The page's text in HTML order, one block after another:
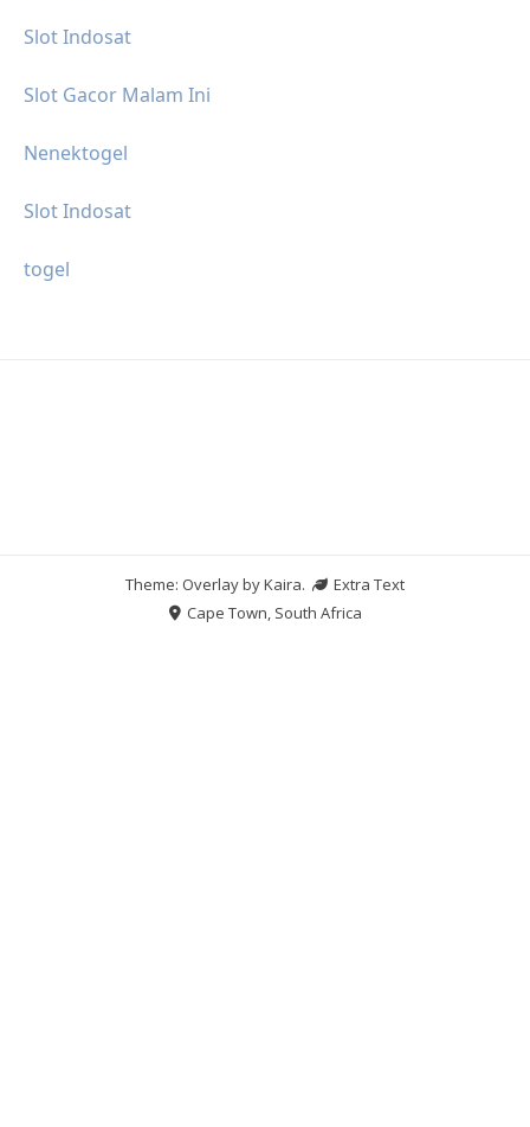
Slot Indosat
Slot Gacor Malam Ini
Nenektogel
Slot Indosat
togel
Theme: Overlay byKaira.
Extra Text
Cape Town, South Africa